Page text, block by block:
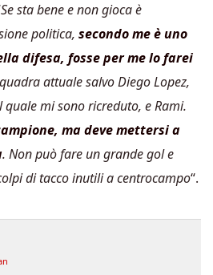
Se sta bene e non gioca è
politica, secondo me è uno
difesa, fosse per me lo farei
attuale salvo Diego Lopez,
quale mi sono ricreduto, e Rami.
ma deve mettersi a
. Non può fare un grande gol e
di tacco inutili a centrocampo“.